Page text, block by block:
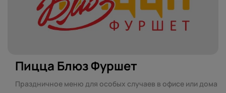
Пицца Блюз Фуршет
Праздничное меню для особых случаев в офисе или дома